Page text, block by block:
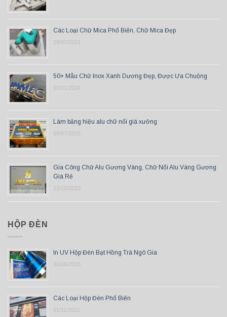
Các Loại Chữ Mica Phổ Biến, Chữ Mica Đẹp
19/07/2021
50+ Mẫu Chữ Inox Xanh Dương Đẹp, Được Ưa Chuộng
03/01/2024
Làm bảng hiệu alu chữ nổi giá xưởng
09/07/2026
Gia Công Chữ Alu Gương Vàng, Chữ Nổi Alu Vàng Gương
Giá Rẻ
12/10/2023
HỘP ĐÈN
In UV Hộp Đèn Bạt Hồng Trà Ngô Gia
30/06/2023
Các Loại Hộp Đèn Phổ Biến
01/11/2021